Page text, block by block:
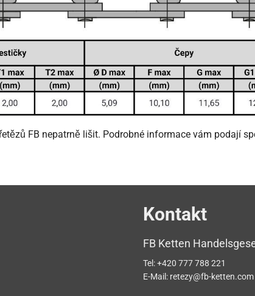
FB nepatrně lišit. Podrobné informace vám podají
Kontakt
FB Ketten
Tel:+420 777 788 221
E-Mail: retezy@fb-ketten.com